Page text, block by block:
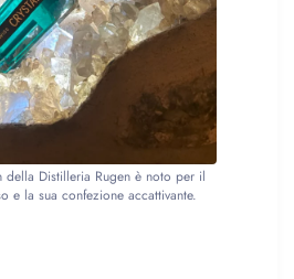
della Distilleria Rugen è noto per il
e la sua confezione accattivante.